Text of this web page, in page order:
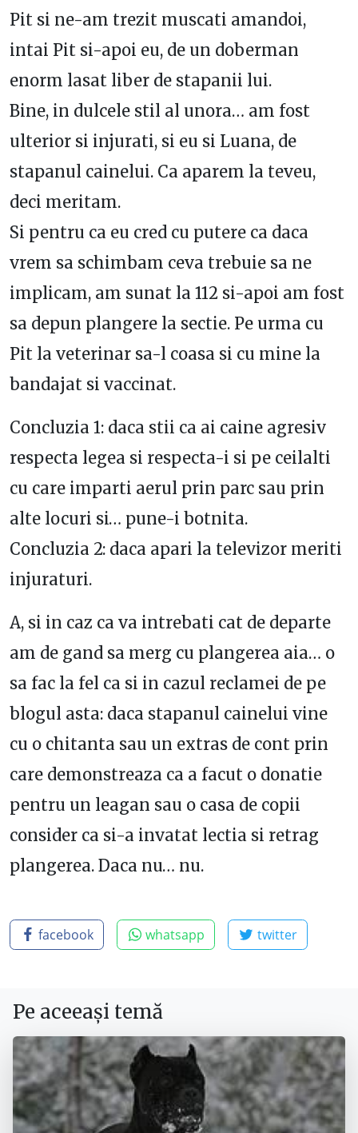
Pit si ne-am trezit muscati amandoi,
intai Pit si-apoi eu, de un doberman
enorm lasat liber de stapanii lui.
Bine, in dulcele stil al unora… am fost
ulterior si injurati, si eu si Luana, de
stapanul cainelui. Ca aparem la teveu,
deci meritam.
Si pentru ca eu cred cu putere ca daca
vrem sa schimbam ceva trebuie sa ne
implicam, am sunat la 112 si-apoi am fost
sa depun plangere la sectie. Pe urma cu
Pit la veterinar sa-l coasa si cu mine la
bandajat si vaccinat.
Concluzia 1: daca stii ca ai caine agresiv
respecta legea si respecta-i si pe ceilalti
cu care imparti aerul prin parc sau prin
alte locuri si… pune-i botnita.
Concluzia 2: daca apari la televizor meriti
injuraturi.
A, si in caz ca va intrebati cat de departe
am de gand sa merg cu plangerea aia… o
sa fac la fel ca si in cazul reclamei de pe
blogul asta: daca stapanul cainelui vine
cu o chitanta sau un extras de cont prin
care demonstreaza ca a facut o donatie
pentru un leagan sau o casa de copii
consider ca si-a invatat lectia si retrag
plangerea. Daca nu… nu.
facebook whatsapp twitter
Pe aceeași temă